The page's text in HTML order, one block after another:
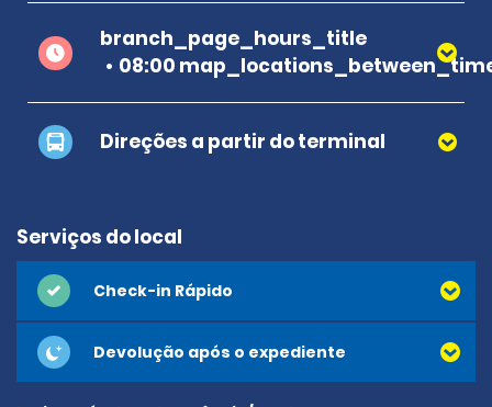
branch_page_hours_title
08:00
Direções a partir do terminal
Serviços do local
Check-in Rápido
Devolução após o expediente